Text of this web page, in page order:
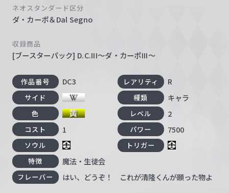
ネオスタンダード区分
ダ・カーポ＆Dal Segno
収録商品
[ブースターパック] D.C.III～ダ・カーポIII～
作品番号 DC3 レアリティ R
サイド 種類 キャラ
色 レベル 2
コスト 1 パワー 7500
ソウル
トリガー
特徴
魔法・生徒会
フレーバー はい、どうぞ！ これが清隆くんが願った物よ